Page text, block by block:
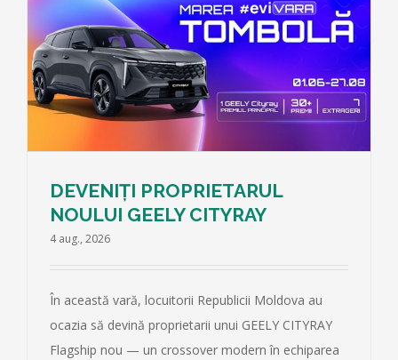
DEVENIȚI PROPRIETARUL
NOULUI GEELY CITYRAY
4 aug., 2026
În această vară, locuitorii Republicii Moldova au
ocazia să devină proprietarii unui GEELY CITYRAY
Flagship nou — un crossover modern în echiparea